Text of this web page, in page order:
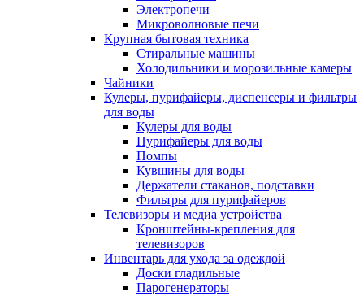
Электропечи
Микроволновые печи
Крупная бытовая техника
Стиральные машины
Холодильники и морозильные камеры
Чайники
Кулеры, пурифайеры, диспенсеры и фильтры
для воды
Кулеры для воды
Пурифайеры для воды
Помпы
Кувшины для воды
Держатели стаканов, подставки
Фильтры для пурифайеров
Телевизоры и медиа устройства
Кронштейны-крепления для
телевизоров
Инвентарь для ухода за одеждой
Доски гладильные
Парогенераторы